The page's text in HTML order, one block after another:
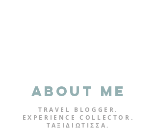
ABOUT ME
TRAVEL BLOGGER.
EXPERIENCE COLLECTOR .
ΤΑΞΙΔΙΩΤΙΣΣΑ.